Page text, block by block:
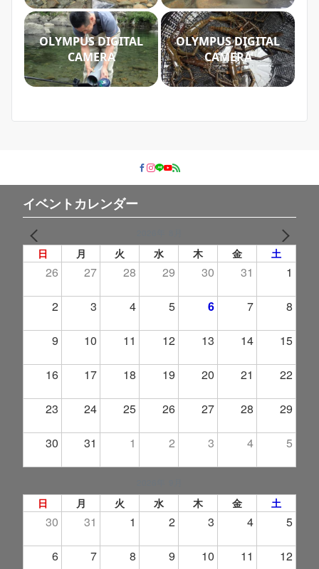
OLYMPUS DIGITAL
CAMERA
OLYMPUS DIGITAL
CAMERA
イベントカレンダー
日 月 火 水 木 金 土
26 27 28 29 30 31 1
2 3 4 5 6 7 8
9 10 11 12 13 14 15
16 17 18 19 20 21 22
23 24 25 26 27 28 29
30 31 1 2 3 4 5
日 月 火 水 木 金 土
30 31 1 2 3 4 5
6 7 8 9 10 11 12